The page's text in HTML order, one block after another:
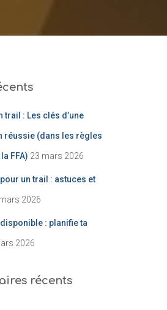
trail : Les clés d’une
réussie (dans les règles
FFA) 23 mars 2026
un trail : astuces et
2026
: planifie ta
2026
récents